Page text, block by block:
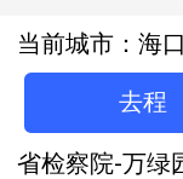
当前城市：海
去程
省检察院-万绿